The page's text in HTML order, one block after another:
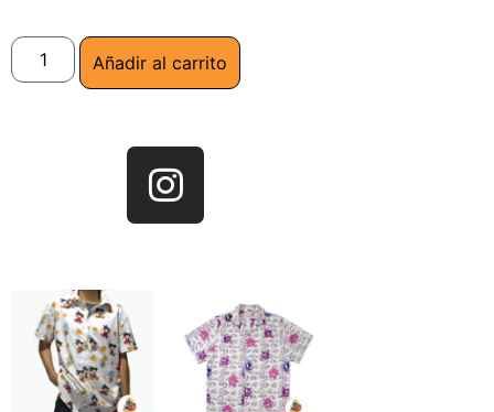
Añadir al carrito